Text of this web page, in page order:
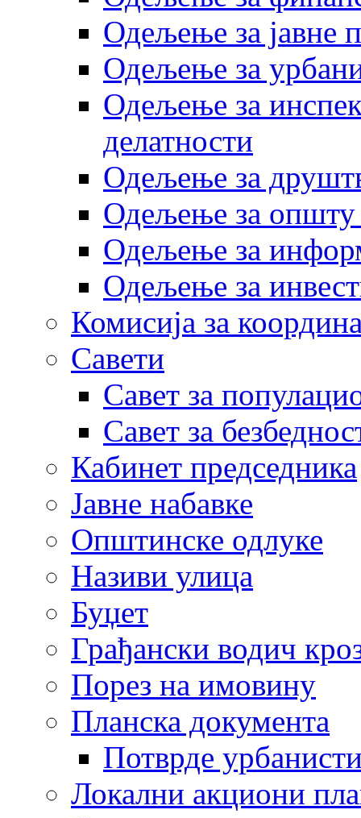
Одељење за јавне
Одељење за
Одељење за
делатности
Одељење за
Одељење за општу
Одељење за
Одељење за
Комисија за
Савети
Савет за
Савет за
Кабинет председника
Јавне набавке
Општинске одлуке
Називи улица
Буџет
Грађански водич
Порез на имовину
Планска документа
Потврде
Локални акциони